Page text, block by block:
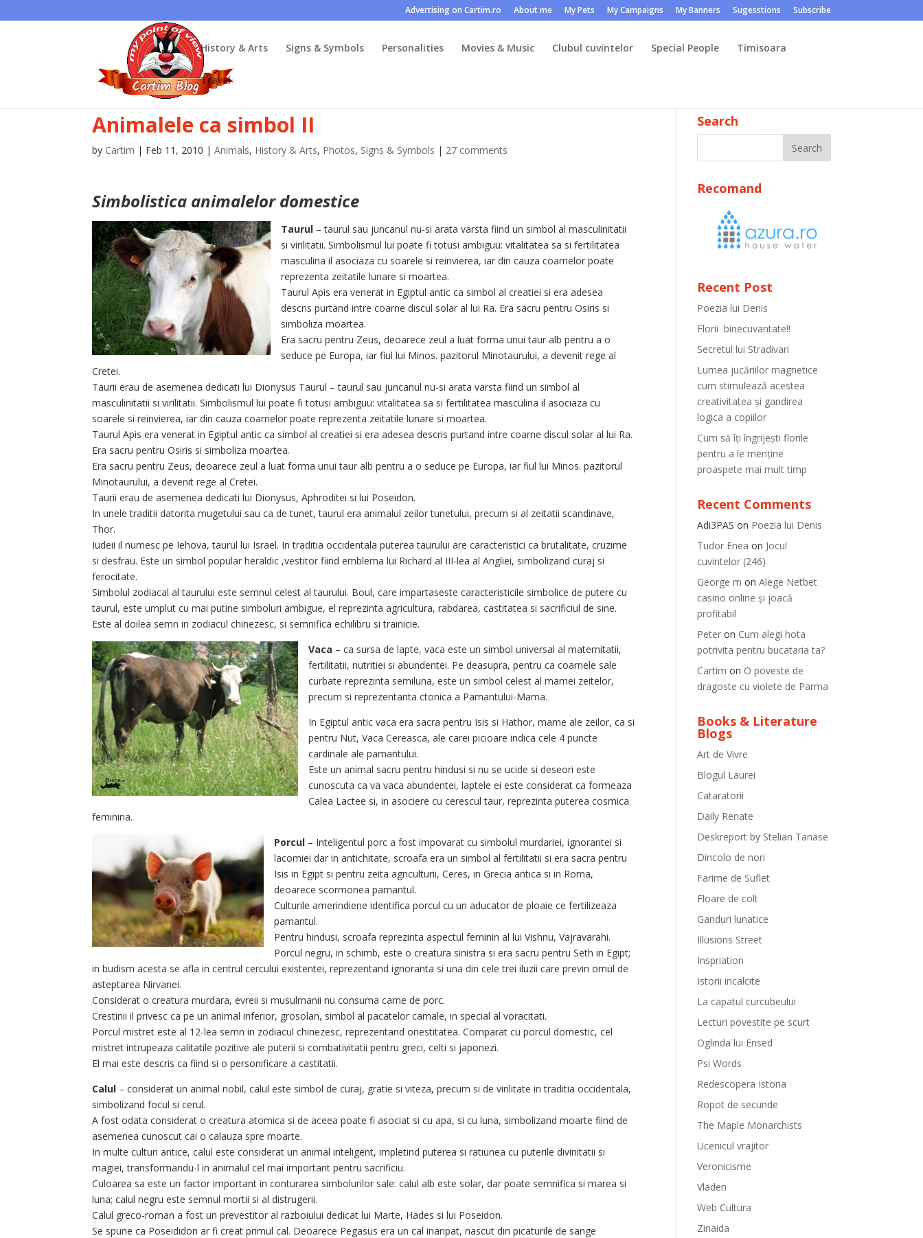
Advertising on Cartim.ro About me My Pets My Campaigns My Banners Sugesstions Subscribe
History & Arts Signs & Symbols Personalities Movies & Music Clubul cuvintelor Special People Timisoara
Travel
Animalele ca simbol II
by Cartim | Feb 11, 2010 |Animals, History & Arts, Photos, Signs & Symbols | 27 comments
Simbolistica animalelor domestice
Taurul – taurul sau juncanul nu-si arata varsta fiind un simbol al masculinitatii
si virilitatii. Simbolismul lui poate fi totusi ambiguu: vitalitatea sa si fertilitatea
masculina il asociaza cu soarele si reinvierea, iar din cauza coarnelor poate
reprezenta zeitatile lunare si moartea.
Taurul Apis era venerat in Egiptul antic ca simbol al creatiei si era adesea
descris purtand intre coarne discul solar al lui Ra. Era sacru pentru Osiris si
simboliza moartea.
Era sacru pentru Zeus, deoarece zeul a luat formaunui taur alb pentru a o
seduce pe Europa, iar fiul lui Minos. pazitorul Minotaurului, a devenit rege al
Cretei.
Taurii erau de asemenea dedicati lui Dionysus Taurul – taurul sau juncanul nu-si arata varsta fiind un simbol al
masculinitatii si virilitatii. Simbolismul lui poate fi totusi ambiguu: vitalitatea sa si fertilitatea masculina il asociaza cu
soarele si reinvierea, iar din cauza coarnelor poate reprezenta zeitatile lunare si moartea.
Taurul Apis era venerat in Egiptul antic ca simbol al creatiei si era adesea descris purtand intre coarne discul solar al lui Ra.
Era sacru pentru Osiris si simboliza moartea.
Era sacru pentru Zeus, deoarece zeul a luat forma unui taur alb pentru a o seduce pe Europa, iar fiul lui Minos. pazitorul
Minotaurului, a devenit rege al Cretei.
Taurii erau de asemenea dedicati lui Dionysus, Aphroditei si lui Poseidon.
In unele traditii datorita mugetului sau ca de tunet, taurul era animalul zeilor tunetului, precum si al zeitatii scandinave,
Thor.
Iudeii il numesc pe Iehova, taurul lui Israel. In traditia occidentala puterea taurului are caracteristici ca brutalitate, cruzime
si desfrau. Este un simbol popular heraldic ,vestitor fiind emblema lui Richard al III-lea al Angliei, simbolizand curaj si
ferocitate.
Simbolul zodiacal al taurului este semnul celest al taurului. Boul, care impartaseste caracteristicile simbolice de putere cu
taurul, este umplut cu mai putine simboluri ambigue, el reprezinta agricultura, rabdarea, castitatea si sacrificiul de sine.
Este al doilea semn in zodiacul chinezesc, si semnifica echilibru si trainicie.
Vaca – ca sursa de lapte, vaca este un simbol universal al maternitatii,
fertilitatii, nutritiei si abundentei. Pe deasupra, pentru ca coarnele sale
curbate reprezinta semiluna, este un simbol celest al mamei zeitelor,
precum si reprezentanta ctonica a Pamantului-Mama.
In Egiptul antic vaca era sacra pentru Isis si Hathor, mame ale zeilor, ca si
pentru Nut, Vaca Cereasca, ale carei picioare indica cele 4 puncte
cardinale ale pamantului.
Este un animal sacru pentru hindusi si nu se ucide si deseori este
cunoscuta ca va vaca abundentei, laptele ei este considerat ca formeaza
Calea Lactee si, in asociere cu cerescul taur, reprezinta puterea cosmica
feminina.
Porcul – Inteligentul porc a fost impovarat cu simbolul murdariei, ignorantei si
lacomiei dar in antichitate, scroafa era un simbol al fertilitatii si era sacra pentru
Isis in Egipt si pentru zeita agriculturii, Ceres, in Grecia antica si in Roma,
deoarece scormonea pamantul.
Culturile amerindiene identifica porcul cu un aducator de ploaie ce fertilizeaza
pamantul.
Pentru hindusi, scroafa reprezinta aspectul feminin al lui Vishnu, Vajravarahi.
Porcul negru, in schimb, este o creatura sinistra si era sacru pentru Seth in Egipt;
in budism acesta se afla in centrul cercului existentei, reprezentand ignoranta si una din cele trei iluzii care previn omul de
asteptarea Nirvanei.
Considerat o creatura murdara, evreii si musulmanii nu consuma carne de porc.
Crestinii il privesc ca pe un animal inferior, grosolan, simbol al pacatelor carnale, in special al voracitati.
Porcul mistret este al 12-lea semn in zodiacul chinezesc, reprezentand onestitatea. Comparat cu porcul domestic, cel
mistret intrupeaza calitatile pozitive ale puterii si combativitatii pentru greci, celti si japonezi.
El mai este descris ca fiind si o personificare a castitatii.
Calul – considerat un animal nobil, calul este simbol de curaj, gratie si viteza, precum si de virilitate in traditia occidentala,
simbolizand focul si cerul.
A fost odata considerat o creatura atomica si de aceea poate fi asociat si cu apa, si cu luna, simbolizand moarte fiind de
asemenea cunoscut cai o calauza spre moarte.
In multe culturi antice, calul este considerat un animal inteligent, impletind puterea si ratiunea cu puterile divinitatii si
magiei, transformandu-l in animalul cel mai important pentru sacrificiu.
Culoarea sa este un factor important in conturarea simbolurilor sale: calul alb este solar, dar poate semnifica si marea si
luna; calul negru este semnul mortii si al distrugerii.
Calul greco-roman a fost un prevestitor al razboiului dedicat lui Marte, Hades si lui Poseidon.
Se spune ca Poseididon ar fi creat primul cal. Deoarece Pegasus era un cal inaripat, nascut din picaturile de sange
Search
Recomand
Recent Post
Poezia lui Denis
Florii binecuvantate!!
Secretul lui Stradivari
Lumea jucăriilor magnetice
cum stimulează acestea
creativitatea și gandirea
logica a copiilor
Cum să îți îngrijești florile
pentru a le menține
proaspete mai mult timp
Recent Comments
Adi3PAS on Poezia lui Denis
Tudor Enea on Jocul
cuvintelor (246)
George m onAlege Netbet
casino online și joacă
profitabil
Peter on Cum alegi hota
potrivita pentru bucataria ta?
Cartim on O poveste de
dragoste cu violete de Parma
Books & Literature
Blogs
Art de Vivre
Blogul Laurei
Cataratorii
Daily Renate
Deskreport by Stelian Tanase
Dincolo de nori
Farime de Suflet
Floare de colt
Ganduri lunatice
Illusions Street
Inspriation
Istorii incalcite
La capatul curcubeului
Lecturi povestite pe scurt
Oglinda lui Erised
Psi Words
Redescopera Istoria
Ropot de secunde
The Maple Monarchists
Ucenicul vrajitor
Veronicisme
Vladen
Web Cultura
Zinaida